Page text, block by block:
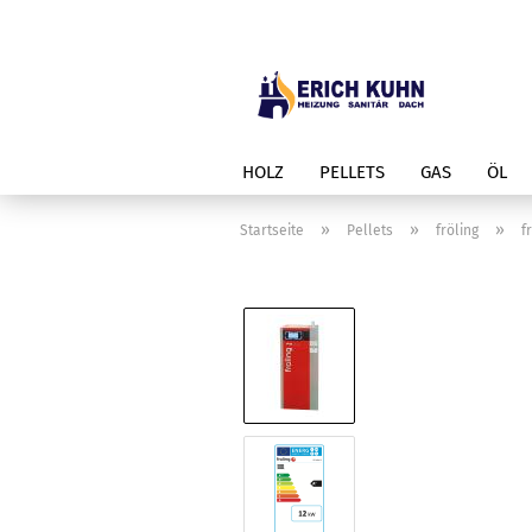
HOLZ PELLETS GAS ÖL
Startseite » Pellets » fröling »